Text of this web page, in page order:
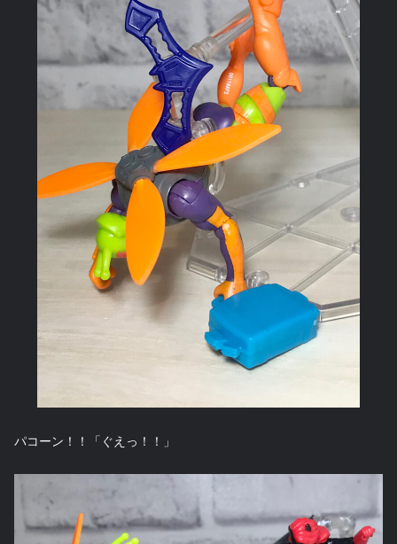
パコーン！！「ぐえっ！！」